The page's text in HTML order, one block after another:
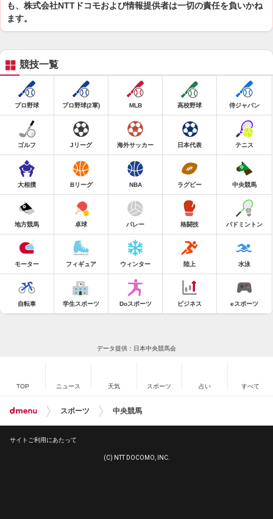
も、株式会社NTTドコモおよび情報提供者は一切の責任を負いかね
ます。
競技一覧
プロ野球 プロ野球(2軍) MLB 高校野球 侍ジャパン
ゴルフ Jリーグ 海外サッカー 日本代表 テニス
大相撲 Bリーグ NBA ラグビー 中央競馬
地方競馬 卓球 バレー 格闘技 バドミントン
モーター フィギュア ウィンター 陸上 水泳
自転車 学生スポーツ Doスポーツ ビジネス eスポーツ
データ提供：日本中央競馬会
TOP ニュース 天気 スポーツ 占い すべて
スポーツ 中央競馬
サイトご利用にあたって
(C) NTT DOCOMO, INC.